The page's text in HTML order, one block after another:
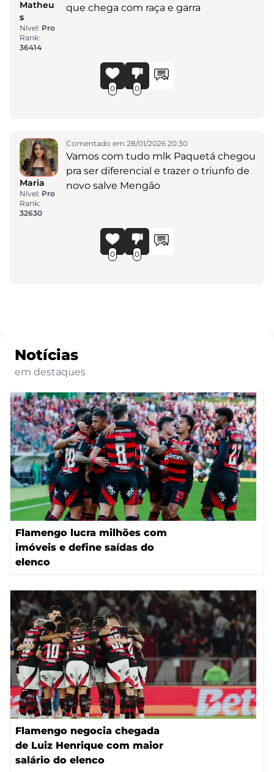
Matheu
s
Nível: Pro
Rank:
36414
que chega com raça e garra
0 0
Maria
Nível: Pro
Rank:
32630
Comentado em 28/01/2026 20:30
Vamos com tudo mlk Paquetá chegou
pra ser diferencial e trazer o triunfo de
novo salve Mengão
0 0
Notícias
em destaques
Flamengo lucra milhões com
imóveis e define saídas do
elenco
Flamengo negocia chegada
de Luiz Henrique com maior
salário do elenco